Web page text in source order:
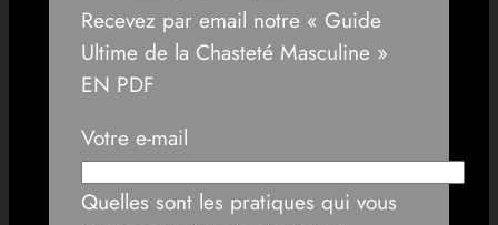
Recevez par email notre « Guide
Ultime de la Chasteté Masculine »
EN PDF
Votre e-mail
Quelles sont les pratiques qui vous